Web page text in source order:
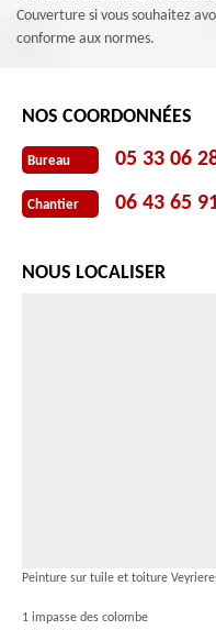
Couverture si vous souhaitez
conforme aux normes.
NOS COORDONNÉES
Bureau 05 33 06
Chantier 06 43 65
NOUS LOCALISER
Peinture sur tuile et toiture
1 impasse des colombe